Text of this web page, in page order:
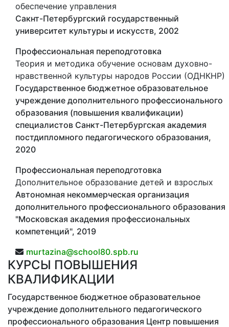
обеспечение управления
Сакнт-Петербургский государственный
университет культуры и искусств, 2002
Профессиональная переподготовка
Теория и методика обучение основам духовно-
нравственной культуры народов России (ОДНКНР)
Государственное бюджетное образовательное
учреждение дополнительного профессионального
образования (повышения квалификации)
специалистов Санкт-Петербургская академия
постдипломного педагогического образования,
2020
Профессиональная переподготовка
Дополнительное образование детей и взрослых
Автономная некоммерческая организация
дополнительного профессионального образования
"Московская академия профессиональных
компетенций", 2019
murtazina@school80.spb.ru
КУРСЫ ПОВЫШЕНИЯ
КВАЛИФИКАЦИИ
Государственное бюджетное образовательное
учреждение дополнительного педагогического
профессионального образования Центр повышения